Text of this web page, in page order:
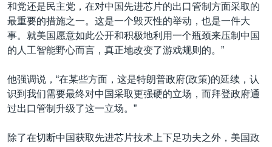
和党还是民主党，在对中国先进芯片的出口管制方面采取的
最重要的措施之一。这是一个毁灭性的举动，也是一件大
事。就美国愿意如此公开和积极地利用一个瓶颈来压制中国
的人工智能野心而言，真正地改变了游戏规则的。”
他强调说，“在某些方面，这是特朗普政府(政策)的延续，认
识到我们需要最终对中国采取更强硬的立场，而拜登政府通
过出口管制升级了这一立场。”
除了在切断中国获取先进芯片技术上下足功夫之外，美国政